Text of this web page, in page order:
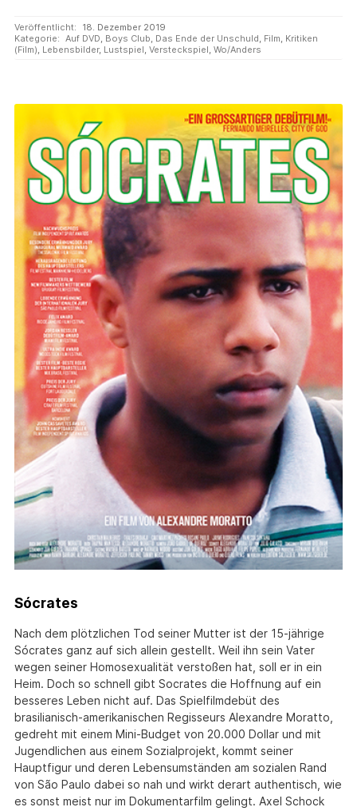
Veröffentlicht:
18. Dezember 2019
Kategorie: Auf DVD, Boys Club, Das Ende der Unschuld, Film, Kritiken
(Film), Lebensbilder, Lustspiel, Versteckspiel, Wo/Anders
Sócrates
Nach dem plötzlichen Tod seiner Mutter ist der 15-jährige
Sócrates ganz auf sich allein gestellt. Weil ihn sein Vater
wegen seiner Homosexualität verstoßen hat, soll er in ein
Heim. Doch so schnell gibt Socrates die Hoffnung auf ein
besseres Leben nicht auf. Das Spielfilmdebüt des
brasilianisch-amerikanischen Regisseurs Alexandre Moratto,
gedreht mit einem Mini-Budget von 20.000 Dollar und mit
Jugendlichen aus einem Sozialprojekt, kommt seiner
Hauptfigur und deren Lebensumständen am sozialen Rand
von São Paulo dabei so nah und wirkt derart authentisch, wie
es sonst meist nur im Dokumentarfilm gelingt. Axel Schock